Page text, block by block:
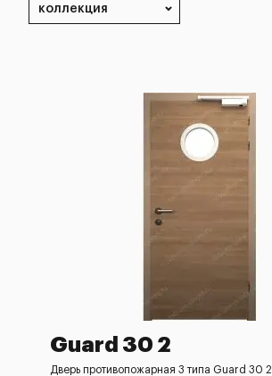
Guard 30 2
Дверь противопожарная 3 типа Guard 30 2